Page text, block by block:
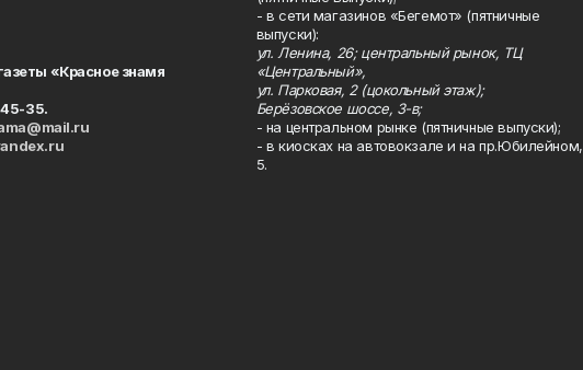
«Красное знамя
35.
- в сети магазинов «Бегемот» (пятничные
выпуски):
ул. Ленина, 26; центральный рынок, ТЦ
«Центральный»,
ул. Парковая, 2 (цокольный этаж);
Берёзовское шоссе, 3-в;
- на центральном рынке (пятничные выпуски);
- в киосках на автовокзале и на пр.Юбилейном,
5.